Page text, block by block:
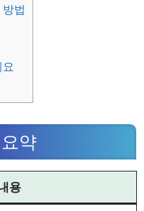
법
약
용